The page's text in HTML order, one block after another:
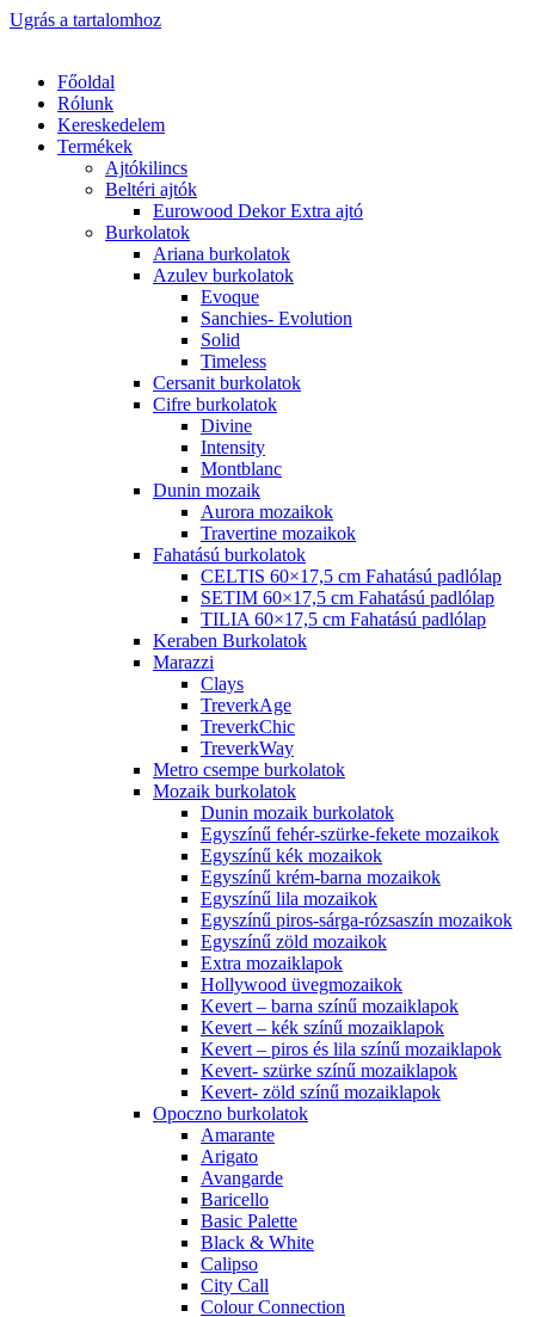
Ugrás a tartalomhoz
Főoldal
Rólunk
Kereskedelem
Termékek
Ajtókilincs
Beltéri ajtók
Eurowood Dekor Extra ajtó
Burkolatok
Ariana burkolatok
Azulev burkolatok
Evoque
Sanchies- Evolution
Solid
Timeless
Cersanit burkolatok
Cifre burkolatok
Divine
Intensity
Montblanc
Dunin mozaik
Aurora mozaikok
Travertine mozaikok
Fahatású burkolatok
CELTIS 60×17,5 cm Fahatású padlólap
SETIM 60×17,5 cm Fahatású padlólap
TILIA 60×17,5 cm Fahatású padlólap
Keraben Burkolatok
Marazzi
Clays
TreverkAge
TreverkChic
TreverkWay
Metro csempe burkolatok
Mozaik burkolatok
Dunin mozaik burkolatok
Egyszínű fehér-szürke-fekete mozaikok
Egyszínű kék mozaikok
Egyszínű krém-barna mozaikok
Egyszínű lila mozaikok
Egyszínű piros-sárga-rózsaszín mozaikok
Egyszínű zöld mozaikok
Extra mozaiklapok
Hollywood üvegmozaikok
Kevert – barna színű mozaiklapok
Kevert – kék színű mozaiklapok
Kevert – piros és lila színű mozaiklapok
Kevert- szürke színű mozaiklapok
Kevert- zöld színű mozaiklapok
Opoczno burkolatok
Amarante
Arigato
Avangarde
Baricello
Basic Palette
Black & White
Calipso
City Call
Colour Connection